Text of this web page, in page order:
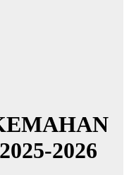
2026